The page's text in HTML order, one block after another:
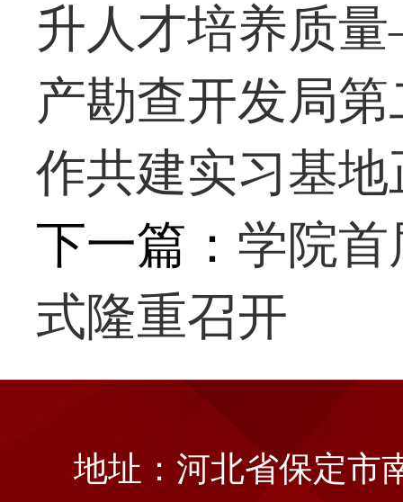
升人才培养质
产勘查开发局
作共建实习基
下一篇： 学院
式隆重召开
地址：河北省保定市